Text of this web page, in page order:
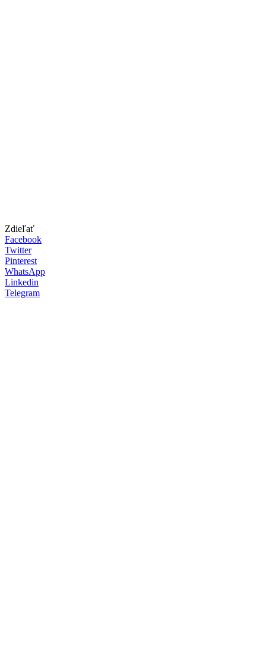
Zdieľať
Facebook
Twitter
Pinterest
WhatsApp
Linkedin
Telegram